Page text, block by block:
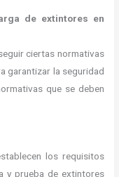
de extintores en
ciertas normativas
garantizar la seguridad
que se deben
los requisitos
y prueba de extintores